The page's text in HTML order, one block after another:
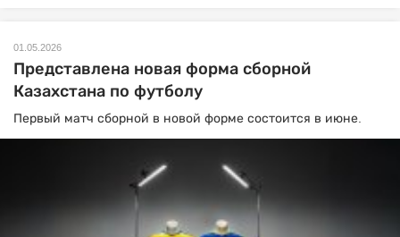
01.05.2026
Представлена новая форма сборной
Казахстана по футболу
Первый матч сборной в новой форме состоится в июне.